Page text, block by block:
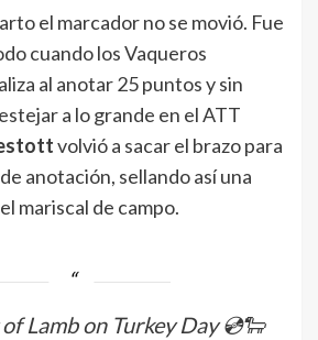
el marcador no se movió. Fue
cuando los Vaqueros
al anotar 25 puntos y sin
a lo grande en el ATT
volvió a sacar el brazo para
anotación, sellando así una
mariscal de campo.
Lamb on Turkey Day 💿🐑